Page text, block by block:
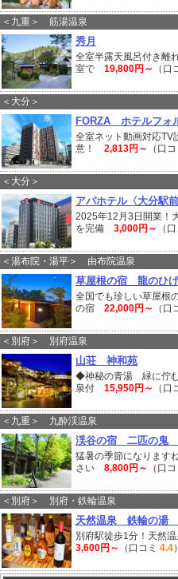
＜九重＞ 筋湯温泉
秀月
全室半露天風呂付き離
室で 19,800円～ （口
＜大分＞
FORZA ホテルフォ
全室ネット動画対応TV
意！ 2,813円～ （口コ
＜大分＞
アパホテル〈大分駅
2025年12月3日開業！
を完備 3,000円～ （
＜湯布院・湯平＞ 由布院温泉
草屋根の宿 龍のひ
全国でも珍しい草屋根
の宿 22,000円～ （口
＜別府＞ 別府温泉
山荘 神和苑
◆神秘の青湯 緑に佇
泉付 15,950円～ （口
＜九重＞ 九酔渓温泉
渓谷の宿 二匹の鬼
猛暑の季節になります
さい 8,800円～ （口コ
＜別府＞ 別府・鉄輪温泉
天然温泉 鉄輪の湯
別府駅徒歩1分！天然
3,600円～
（口コミ 4.4）